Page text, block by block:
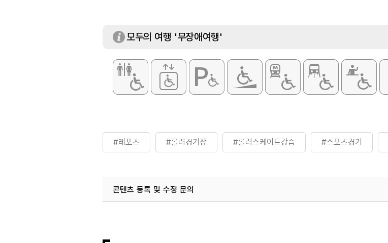
모두의 여행 '무장애여행'
#레포츠 #롤러경기장 #롤러스케이트강습 #스포츠경기
콘텐츠 등록 및 수정 문의